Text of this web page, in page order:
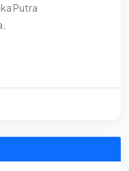
Putra